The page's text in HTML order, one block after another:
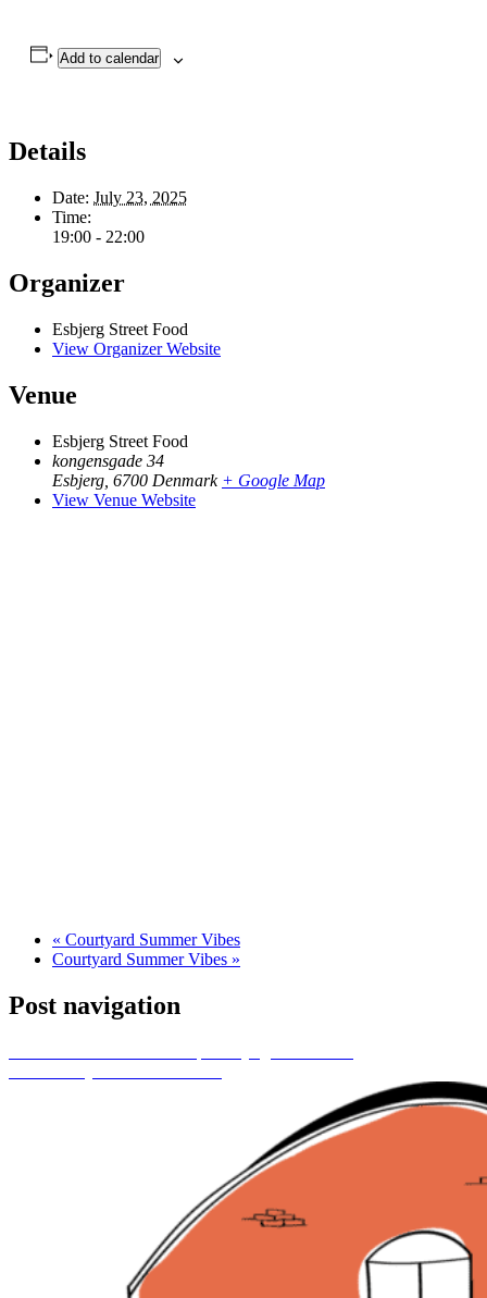
Add to calendar
Details
Date: July 23, 2025
Time:
19:00 - 22:00
Organizer
Esbjerg Street Food
View Organizer Website
Venue
Esbjerg Street Food
kongensgade 34
Esbjerg 6700 Denmark + Google Map
View Venue Website
« Courtyard Summer Vibes
Courtyard Summer Vibes »
Post navigation